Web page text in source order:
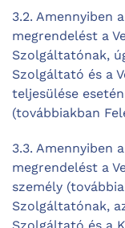
3.2. Amennyiben
megrendelést a
Szolgáltatónak,
Szolgáltató és a
teljesülése
(továbbiakban
3.3. Amennyiben
megrendelést a
személy
Szolgáltatónak,